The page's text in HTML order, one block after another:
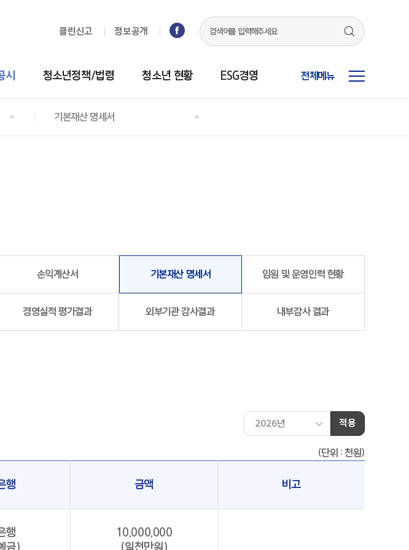
클린신고 정보공개
시 청소년정책/법령 청소년 현황 ESG경영 전체메뉴
기본재산 명세서
손익계산서 기본재산 명세서 임원 및 운영인력 현황
경영실적 평가결과 외부기관 감사결과 내부감사 결과
적용
(단위 : 천원)
행 금액 비고
행
금)
10,000,000
(일천만원)